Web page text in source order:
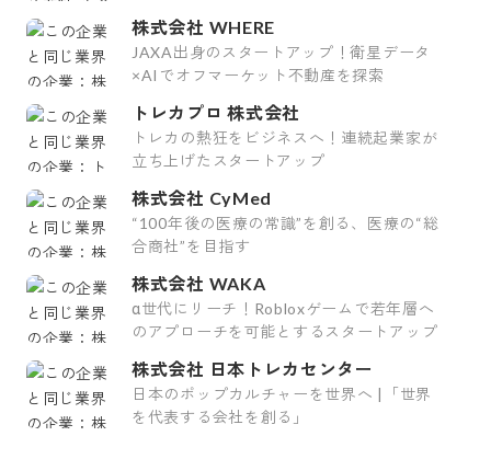
株式会社 WHERE
JAXA出身のスタートアップ！衛星データ
×AIでオフマーケット不動産を探索
トレカプロ 株式会社
トレカの熱狂をビジネスへ！連続起業家が
立ち上げたスタートアップ
株式会社 CyMed
“100年後の医療の常識”を創る、医療の“総
合商社”を目指す
株式会社 WAKA
α世代にリーチ！Robloxゲームで若年層へ
のアプローチを可能とするスタートアップ
株式会社 日本トレカセンター
日本のポップカルチャーを世界へ |「世界
を代表する会社を創る」